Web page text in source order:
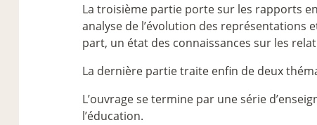
La troisième partie porte sur les rapports
analyse de l’évolution des représentations
part, un état des connaissances sur les
La dernière partie traite enfin de deux
L’ouvrage se termine par une série
l’éducation.